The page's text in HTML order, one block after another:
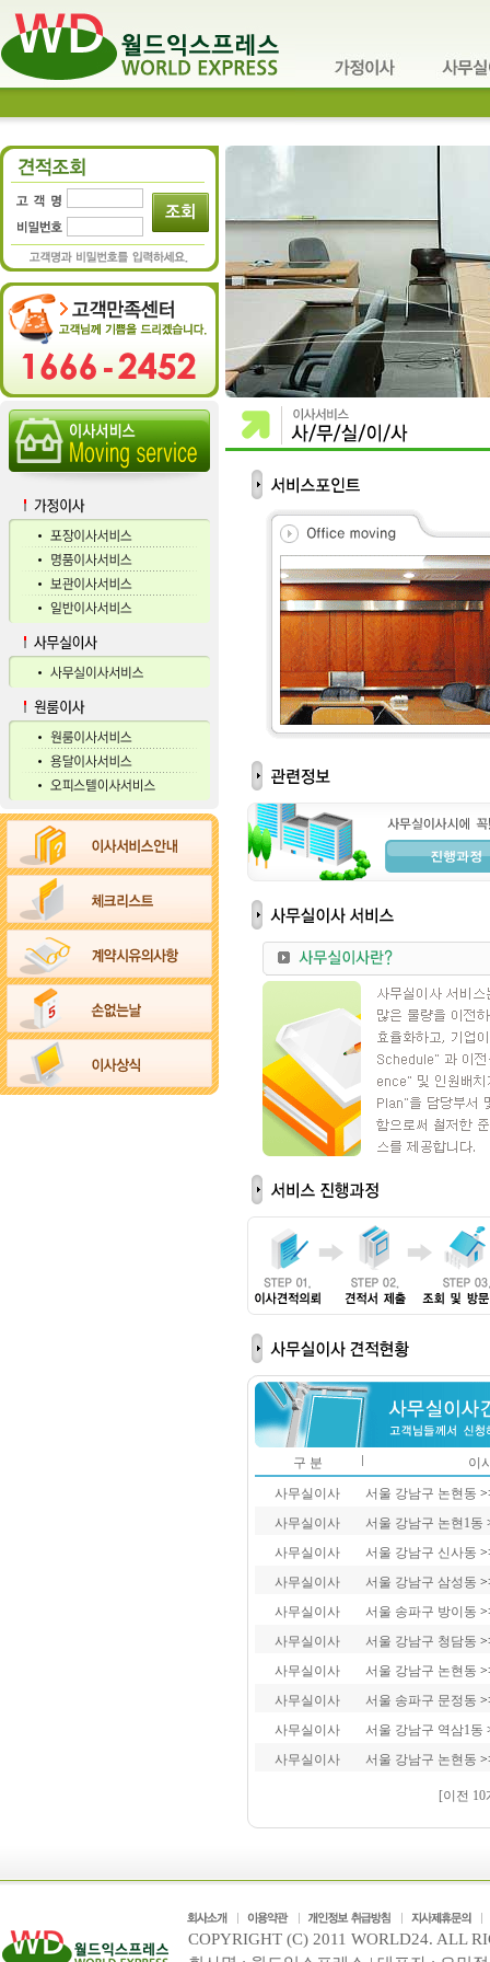
구 분
이
사무실이사
서울 강남구 논현동
사무실이사
서울 강남구 논현1동
사무실이사
서울 강남구 신사동
사무실이사
서울 강남구 삼성동
사무실이사
서울 송파구 방이동
사무실이사
서울 강남구 청담동
사무실이사
서울 강남구 논현동
사무실이사
서울 송파구 문정동
사무실이사
서울 강남구 역삼1동
사무실이사
서울 강남구 논현동
[이전 10
COPYRIGHT (C) 2011 WORLD24. ALL